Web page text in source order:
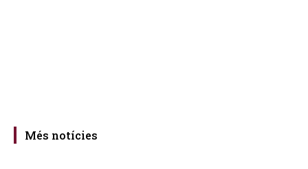
Més notícies